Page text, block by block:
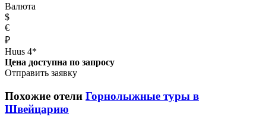
Валюта
$
€
₽
Huus 4*
Цена доступна по запросу
Отправить заявку
Похожие отели Горнолыжные туры в
Швейцарию